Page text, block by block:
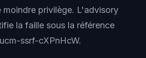
moindre privilège. L'advisory
la faille sous la référence
ssrf-cXPnHcW.